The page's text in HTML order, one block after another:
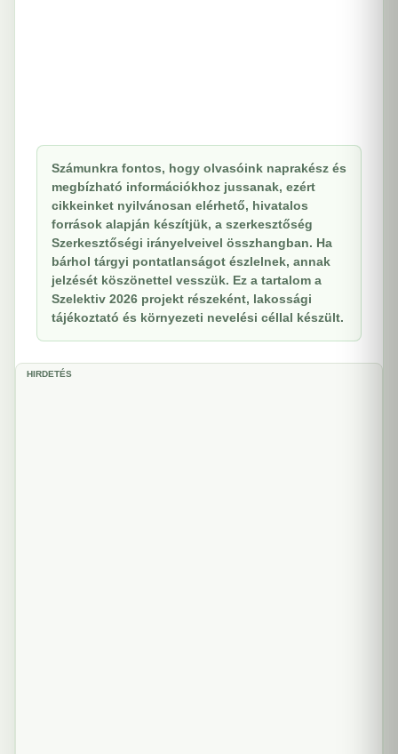
Számunkra fontos, hogy olvasóink naprakész és
megbízható információkhoz jussanak, ezért
cikkeinket nyilvánosan elérhető, hivatalos
források alapján készítjük, a szerkesztőség
Szerkesztőségi irányelveivel összhangban. Ha
bárhol tárgyi pontatlanságot észlelnek, annak
jelzését köszönettel vesszük. Ez a tartalom a
Szelektiv 2026 projekt részeként, lakossági
tájékoztató és környezeti nevelési céllal készült.
HIRDETÉS